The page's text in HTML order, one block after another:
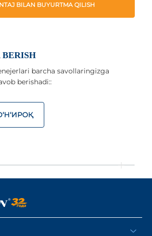
BILAN BUYURTMA QILISH
barcha savollaringizga
berishadi::